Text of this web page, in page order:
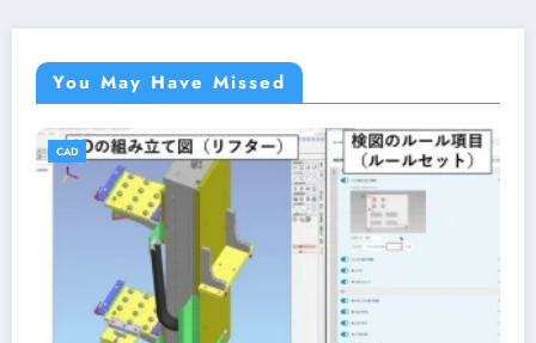
You May Have Missed
CAD